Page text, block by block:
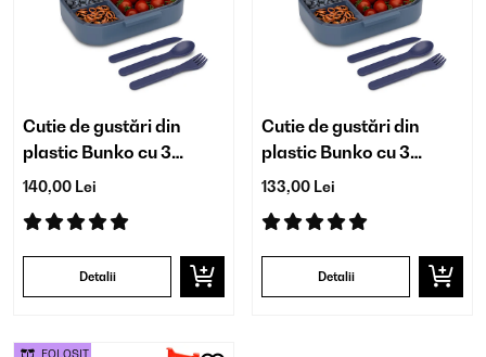
Cutie de gustări din
plastic Bunko cu 3
compartimente
140,00 Lei
Detalii
Cutie de gustări din
plastic Bunko cu 3
compartimente
133,00 Lei
Detalii
FOLOSIT